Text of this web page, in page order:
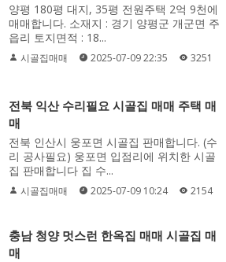
양평 180평 대지, 35평 전원주택 2억 9천에
매매합니다. 소재지 : 경기 양평군 개군면 주
읍리 토지면적 : 18...
시골집매매 2025-07-09 22:35 3251
전북 익산 수리필요 시골집 매매 주택 매
매
전북 인산시 웅포면 시골집 판매합니다. (수
리 공사필요) 웅포면 입점리에 위치한 시골
집 판매합니다 집 수...
시골집매매 2025-07-09 10:24 2154
충남 청양 멋스런 한옥집 매매 시골집 매
매